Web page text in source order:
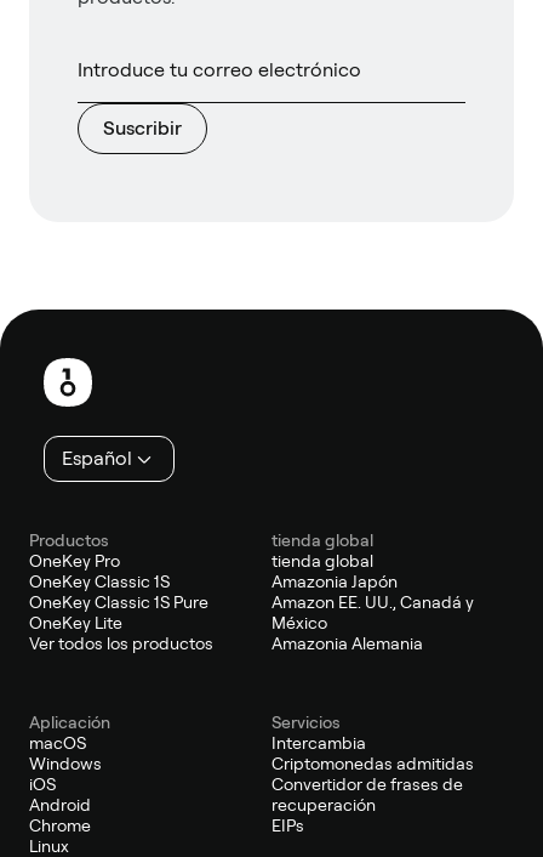
Suscribir
Pie
página
Español
Productos
OneKey Pro
OneKey Classic 1S
OneKey Classic 1S Pure
OneKey Lite
Ver todos los productos
tienda global
tienda global
Amazonia Japón
Amazon EE. UU., Canadá y
México
Amazonia Alemania
Aplicación
macOS
Windows
iOS
Android
Chrome
Linux
Servicios
Intercambia
Criptomonedas admitidas
Convertidor de frases de
recuperación
EIPs